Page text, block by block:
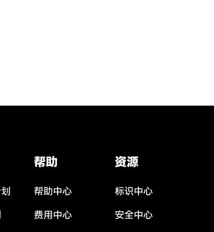
帮助
帮助中心
费用中心
资源
标识中心
安全中心